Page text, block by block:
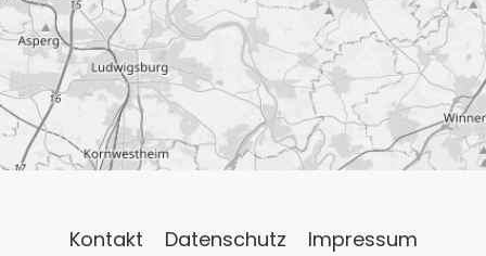
Kontakt Datenschutz Impressum